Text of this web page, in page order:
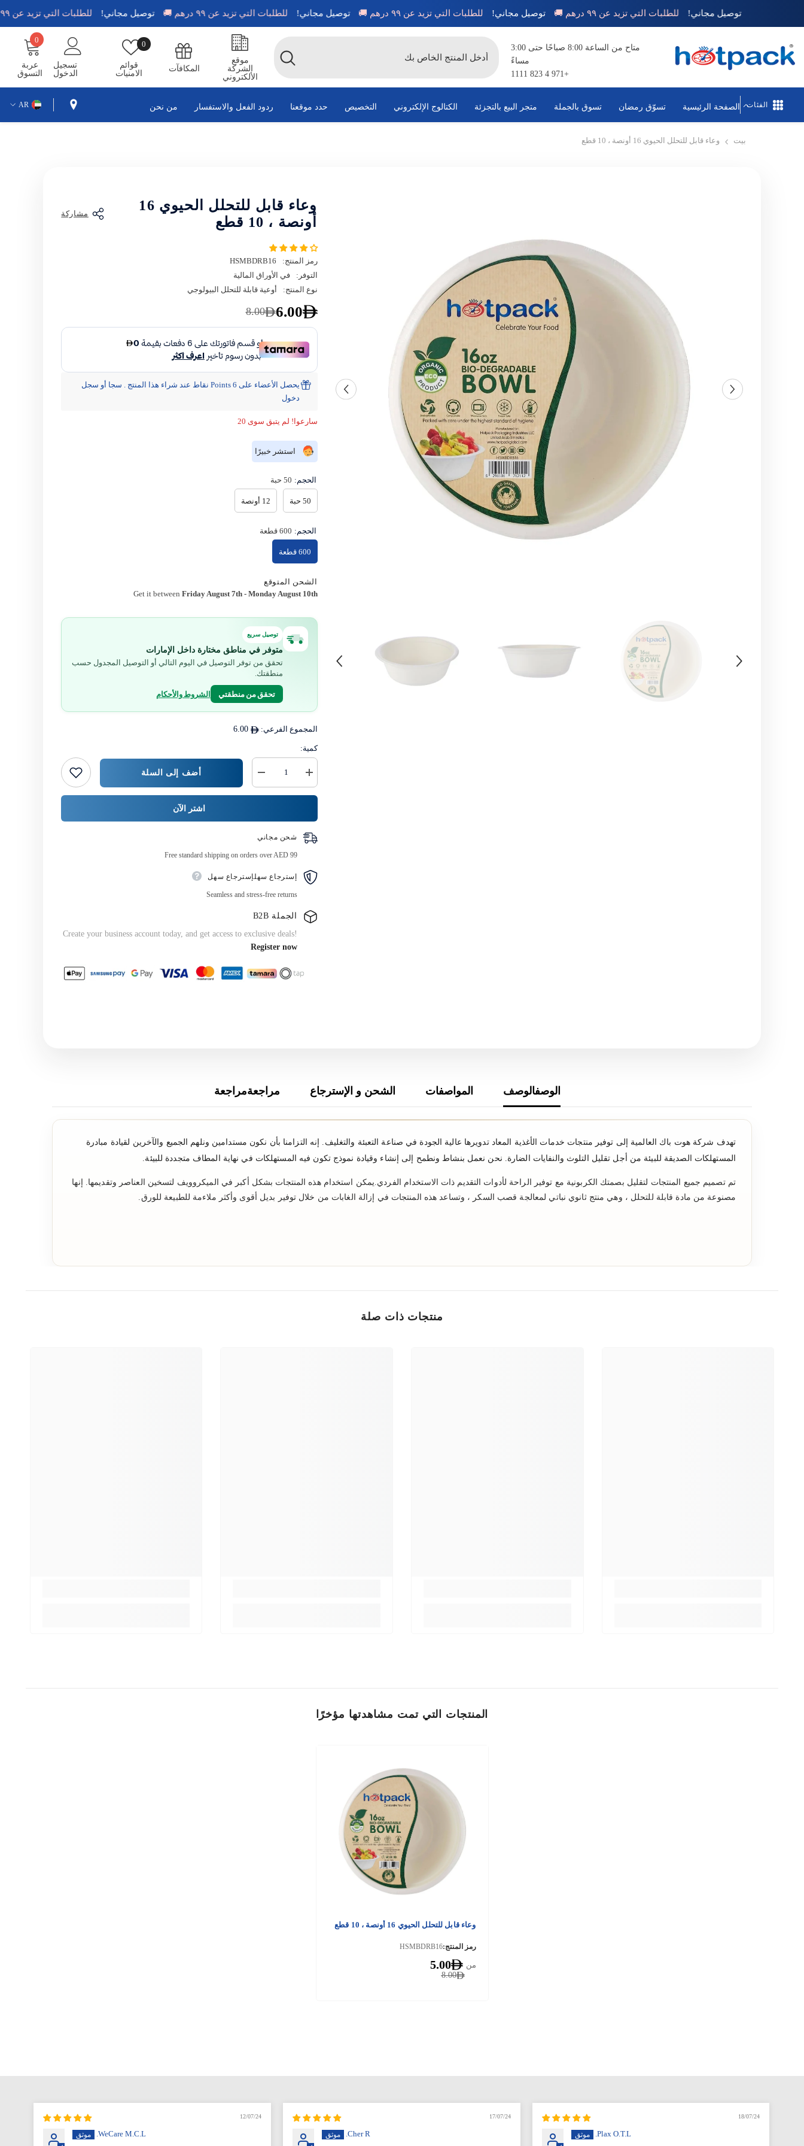
توصيل مجاني! للطلبات التي تزيد عن ٩٩ درهم 🚚 توصيل مجاني! للطلبات التي تزيد عن ٩٩ درهم 🚚 توصيل مجاني! للطلبات التي تزيد عن ٩٩ درهم 🚚 توصيل مجاني! للطلبات التي تزيد عن ٩٩
متاح من الساعة 8:00 صباحًا حتى 3:00
مساءً
+971 4 823 1111
موقع
الشركة
الألكتروني
المكافآت
قوائم
الامنيات
0قوائم
الامنيات
تسجيل
الدخول
عربة
التسوق
0
0
عناصر
الفئات الصفحة الرئيسية تسوّق رمضان تسوق بالجملة متجر البيع بالتجزئة الكتالوج الإلكتروني التخصيص حدد موقعنا ردود الفعل والاستفسار من نحن AR
بيت وعاء قابل للتحلل الحيوي 16 أونصة ، 10 قطع
وعاء قابل للتحلل الحيوي 16
أونصة ، 10 قطع
مشاركة
رمز المنتج:
HSMBDRB16
التوفر:
في الأوراق المالية
نوع المنتج:
أوعية قابلة للتحلل البيولوجي
8.00 6.00
يحصل الأعضاء على 6 Points نقاط عند شراء هذا المنتج . سجا أو سجل
دخول
سارعوا! لم يتبق سوى 20
استشر خبيرًا
الحجم: 50 حبة
50 حبة 12 أونصة
الحجم: 600 قطعة
600 قطعة
الشحن المتوقع
Get it between Friday August 7th- Monday August 10th
توصيل سريع
متوفر في مناطق مختارة داخل الإمارات
تحقق من توفر التوصيل في اليوم التالي أو التوصيل المجدول حسب
منطقتك.
تحقق من منطقتي الشروط والأحكام
المجموع الفرعي: 6.00
كمية:
كمية
{{
زيادة
كمية
وعاء
الحيوي
أونصة
أضف إلى السلة
اشتر الآن
شحن مجاني
Free standard shipping on orders over AED 99
إسترجاع سهلإسترجاع سهل
Seamless and stress-free returns
الجملة B2B
Create your business account today, and get access to exclusive deals!
Register now
الوصفالوصف المواصفات الشحن و الإسترجاع مراجعةمراجعة
تهدف شركة هوت باك العالمية إلى توفير منتجات خدمات الأغذية المعاد تدويرها عالية الجودة في صناعة التعبئة والتغليف. إنه التزامنا بأن نكون مستدامين ونلهم الجميع والآخرين لقيادة مبادرة
المستهلكات الصديقة للبيئة من أجل تقليل التلوث والنفايات الضارة. نحن نعمل بنشاط ونطمح إلى إنشاء وقيادة نموذج تكون فيه المستهلكات في نهاية المطاف متجددة للبيئة.
تم تصميم جميع المنتجات لتقليل بصمتك الكربونية مع توفير الراحة لأدوات التقديم ذات الاستخدام الفردي.يمكن استخدام هذه المنتجات بشكل أكبر في الميكروويف لتسخين العناصر وتقديمها. إنها
مصنوعة من مادة قابلة للتحلل ، وهي منتج ثانوي نباتي لمعالجة قصب السكر ، وتساعد هذه المنتجات في إزالة الغابات من خلال توفير بديل أقوى وأكثر ملاءمة للطبيعة للورق.
منتجات ذات صلة
المنتجات التي تمت مشاهدتها مؤخرًا
وعاء قابل للتحلل الحيوي 16 أونصة ، 10 قطع
رمز المنتج:HSMBDRB16
8.00
من 5.00
18/07/24
Plax O.T.L.
17/07/24
Cher R.
12/07/24
WeCare M.C.L.